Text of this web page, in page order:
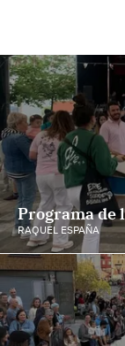
Programa de
RAQUEL ESPAÑA